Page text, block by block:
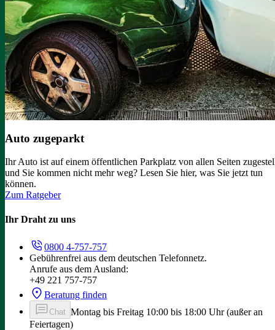
Auto zugeparkt
Ihr Auto ist auf einem öffentlichen Parkplatz von allen Seiten
und Sie kommen nicht mehr weg? Lesen Sie hier, was Sie jetzt tun
können.
Zum Ratgeber
Ihr Draht zu uns
0800 4-757-757
Gebührenfrei aus dem deutschen Telefonnetz.
Anrufe aus dem Ausland:
+49 221 757-757
Beratung finden
Chat Montag bis Freitag 10:00 bis 18:00 Uhr (außer an
Feiertagen)